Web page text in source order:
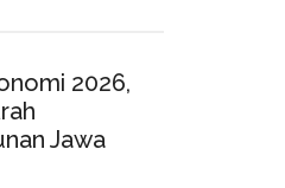
2026,
Jawa